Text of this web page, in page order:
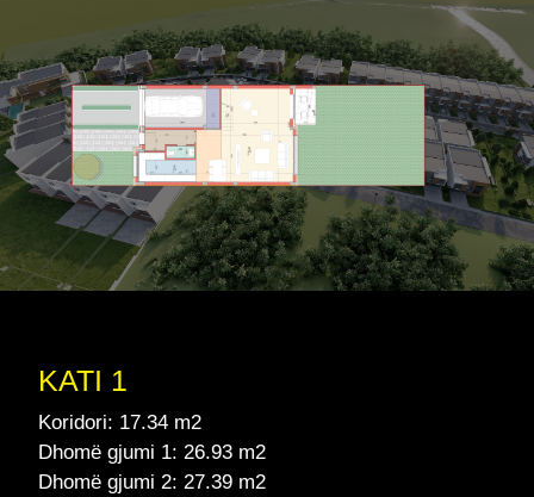
KATI 1
Koridori: 17.34 m2
Dhomë gjumi 1: 26.93 m2
Dhomë gjumi 2: 27.39 m2